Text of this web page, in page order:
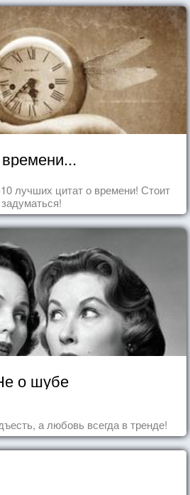
лучших цитат о времени! Стоит
задуматься!
о шубе
а любовь всегда в тренде!